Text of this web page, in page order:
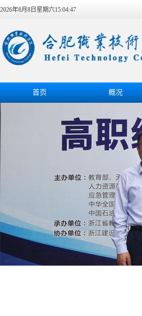
2026年8月8日星期六15:04:48
首页 概况